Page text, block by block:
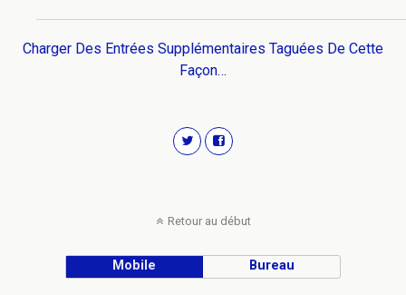
Charger Des Entrées Supplémentaires Taguées De Cette
Façon…
Retour au début
Mobile Bureau